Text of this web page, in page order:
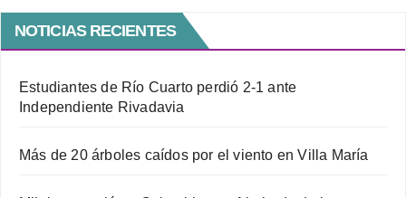
NOTICIAS RECIENTES
Estudiantes de Río Cuarto perdió 2-1 ante
Independiente Rivadavia
Más de 20 árboles caídos por el viento en Villa María